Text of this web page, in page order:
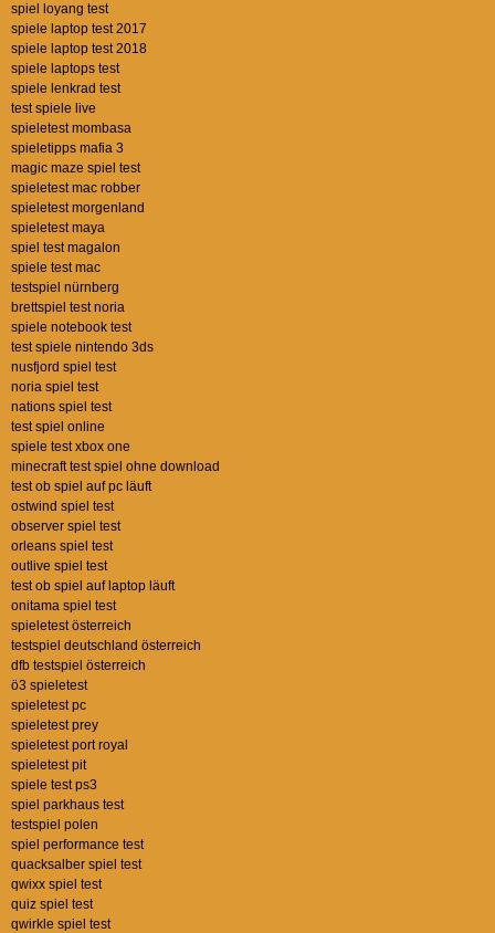
spiel loyang test
spiele laptop test 2017
spiele laptop test 2018
spiele laptops test
spiele lenkrad test
test spiele live
spieletest mombasa
spieletipps mafia 3
magic maze spiel test
spieletest mac robber
spieletest morgenland
spieletest maya
spiel test magalon
spiele test mac
testspiel nürnberg
brettspiel test noria
spiele notebook test
test spiele nintendo 3ds
nusfjord spiel test
noria spiel test
nations spiel test
test spiel online
spiele test xbox one
minecraft test spiel ohne download
test ob spiel auf pc läuft
ostwind spiel test
observer spiel test
orleans spiel test
outlive spiel test
test ob spiel auf laptop läuft
onitama spiel test
spieletest österreich
testspiel deutschland österreich
dfb testspiel österreich
ö3 spieletest
spieletest pc
spieletest prey
spieletest port royal
spieletest pit
spiele test ps3
spiel parkhaus test
testspiel polen
spiel performance test
quacksalber spiel test
qwixx spiel test
quiz spiel test
qwirkle spiel test